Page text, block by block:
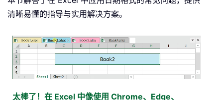
清晰易懂的指导与实用解决方案。
太棒了！在 Excel 中像使用 Chrome、Edge、